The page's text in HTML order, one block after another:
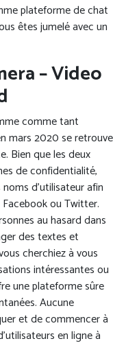
plateforme de chat
êtes jumelé avec un
– Video
comme tant
mars 2020 se retrouve
Bien que les deux
de confidentialité,
d’utilisateur afin
ou Twitter.
au hasard dans
des textes et
cherchiez à vous
intéressantes ou
une plateforme sûre
Aucune
et de commencer à
en ligne à